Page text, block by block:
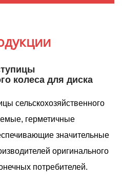
колеса для диска
сельскохозяйственного
герметичные
значительные
оригинального
потребителей.